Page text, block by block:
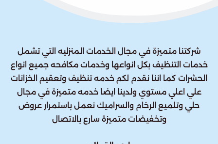
شركتنا متميزة في مجال الخدمات المنزليه التي تشمل
خدمات التنظيف بكل انواعها وخدمات مكافحه جميع انواع
الحشرات كما اننا نقدم لكم خدمه تنظيف وتعقيم الخزانات
علي اعلي مستوي ولدينا ايضا خدمه متميزة في مجال
حلي وتلميع الرخام والسراميك نعمل باستمرار عروض
وتخفيضات متميزة سارع بالاتصال